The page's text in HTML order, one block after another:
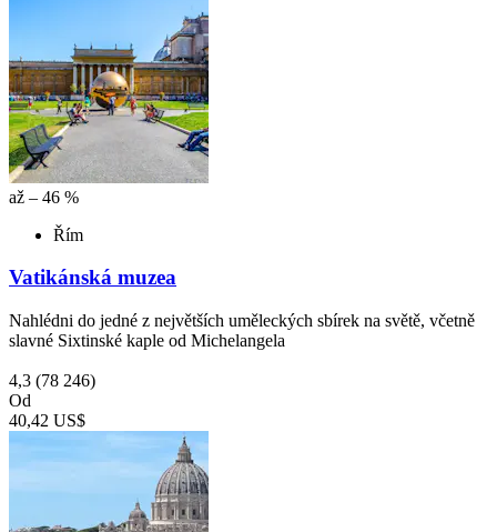
až – 46 %
Řím
Vatikánská muzea
Nahlédni do jedné z největších uměleckých sbírek na světě, včetně
slavné Sixtinské kaple od Michelangela
4,3 (78 246)
Od
40,42 US$